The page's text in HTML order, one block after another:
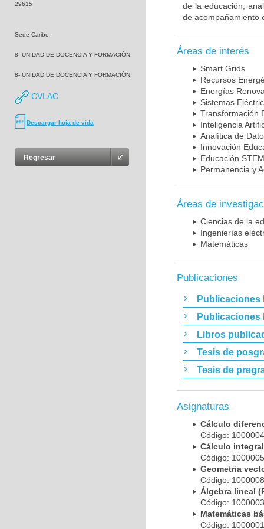
29615
Sede Caribe
8- UNIDAD DE DOCENCIA Y FORMACIÓN
8- UNIDAD DE DOCENCIA Y FORMACIÓN
CVLAC
Descargar hoja de vida
Regresar
de la educación,
de acompañamiento
Áreas de interés
Smart Grids
Recursos
Energías
Sistemas
Transformación
Inteligencia
Analítica de
Innovación
Educación STEM
Permanencia y
Áreas de
Ciencias de la
Ingenierías
Matemáticas
Publicaciones
Publicaciones
Publicaciones
Libros
Tesis de
Tesis de
Asignaturas
Cálculo
Código:
Cálculo integral
Código:
Geometria
Código:
Álgebra lineal
Código:
Matemáticas
Código: